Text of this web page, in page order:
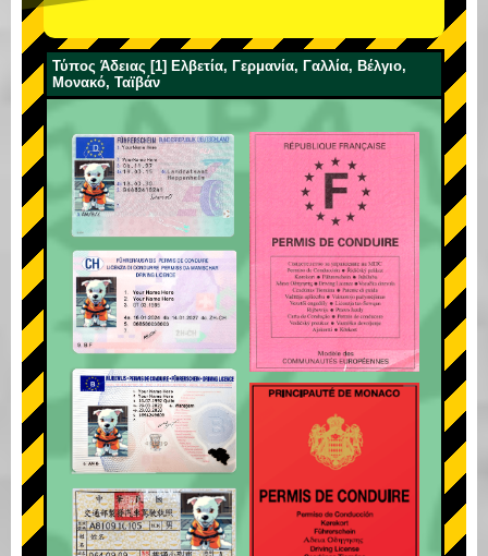
Τύπος Άδειας [1] Ελβετία, Γερμανία, Γαλλία, Βέλγιο,
Μονακό, Ταϊβάν